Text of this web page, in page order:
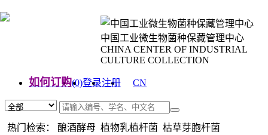
中国工业微生物菌种保藏管理中心
CHINA CENTER OF INDUSTRIAL
CULTURE COLLECTION
如何订购(0)登录注册
CN
热门检索： 酿酒酵母 植物乳植杆菌 枯草芽胞杆菌